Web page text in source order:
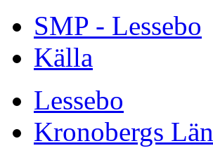
SMP - Lessebo
Källa
Lessebo
Kronobergs Län